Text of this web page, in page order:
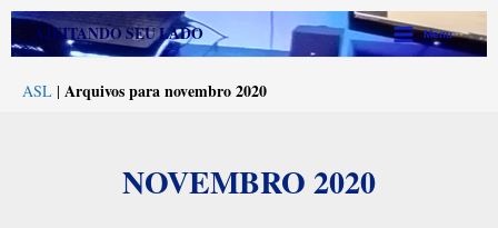
para
conteúdo
AJEITANDO SEU LADO
Main
Menu
ASL | Arquivos para novembro 2020
NOVEMBRO 2020